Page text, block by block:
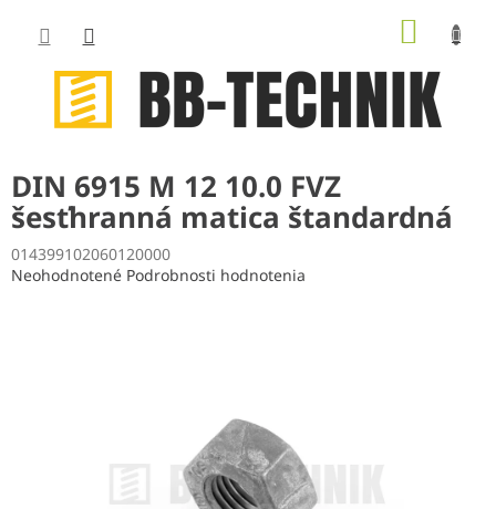
obsah
DIN 6915 M 12 10.0 FVZ
šesťhranná matica štandardná
014399102060120000
Priemerné
Neohodnotené Podrobnosti hodnotenia